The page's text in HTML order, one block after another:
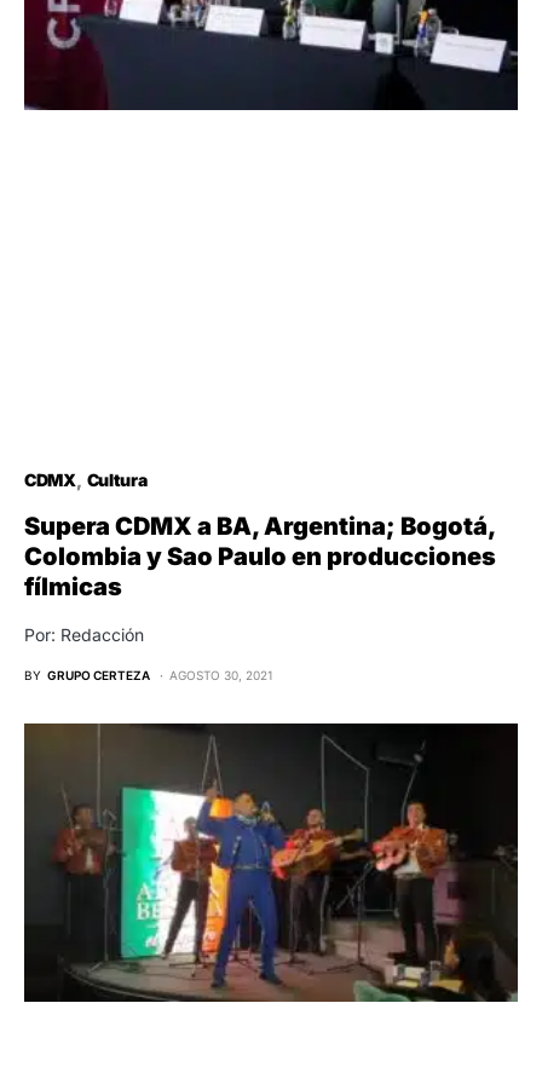
CDMX Cultura
Supera CDMX a BA, Argentina; Bogotá,
Colombia y Sao Paulo en producciones
fílmicas
Por: Redacción
BY GRUPO CERTEZA AGOSTO 30, 2021